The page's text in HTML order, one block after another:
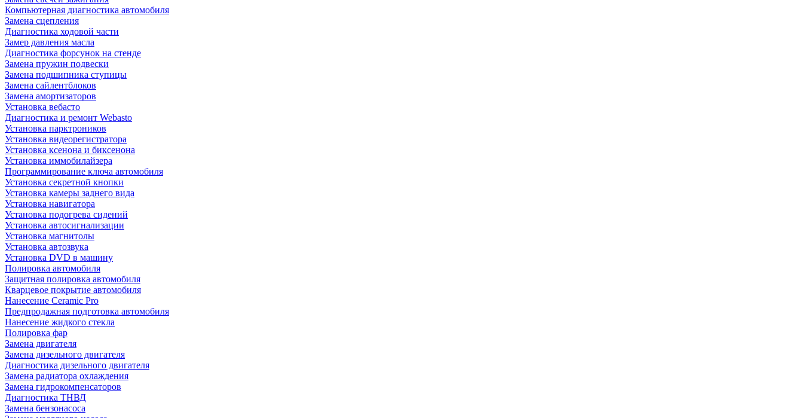
Компьютерная диагностика автомобиля
Замена сцепления
Диагностика ходовой части
Замер давления масла
Диагностика форсунок на стенде
Замена пружин подвески
Замена подшипника ступицы
Замена сайлентблоков
Замена амортизаторов
Установка вебасто
Диагностика и ремонт Webasto
Установка парктроников
Установка видеорегистратора
Установка ксенона и биксенона
Установка иммобилайзера
Программирование ключа автомобиля
Установка секретной кнопки
Установка камеры заднего вида
Установка навигатора
Установка подогрева сидений
Установка автосигнализации
Установка магнитолы
Установка автозвука
Установка DVD в машину
Полировка автомобиля
Защитная полировка автомобиля
Кварцевое покрытие автомобиля
Нанесение Ceramic Pro
Предпродажная подготовка автомобиля
Нанесение жидкого стекла
Полировка фар
Замена двигателя
Замена дизельного двигателя
Диагностика дизельного двигателя
Замена радиатора охлаждения
Замена гидрокомпенсаторов
Диагностика ТНВД
Замена бензонасоса